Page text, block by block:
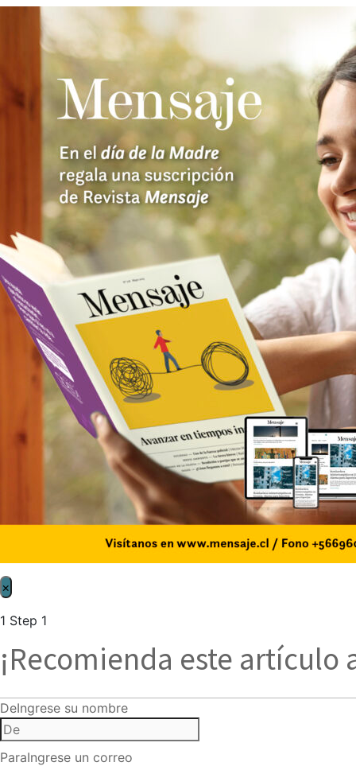
×
1 Step 1
¡Recomienda este artículo
DeIngrese su nombre
ParaIngrese un correo